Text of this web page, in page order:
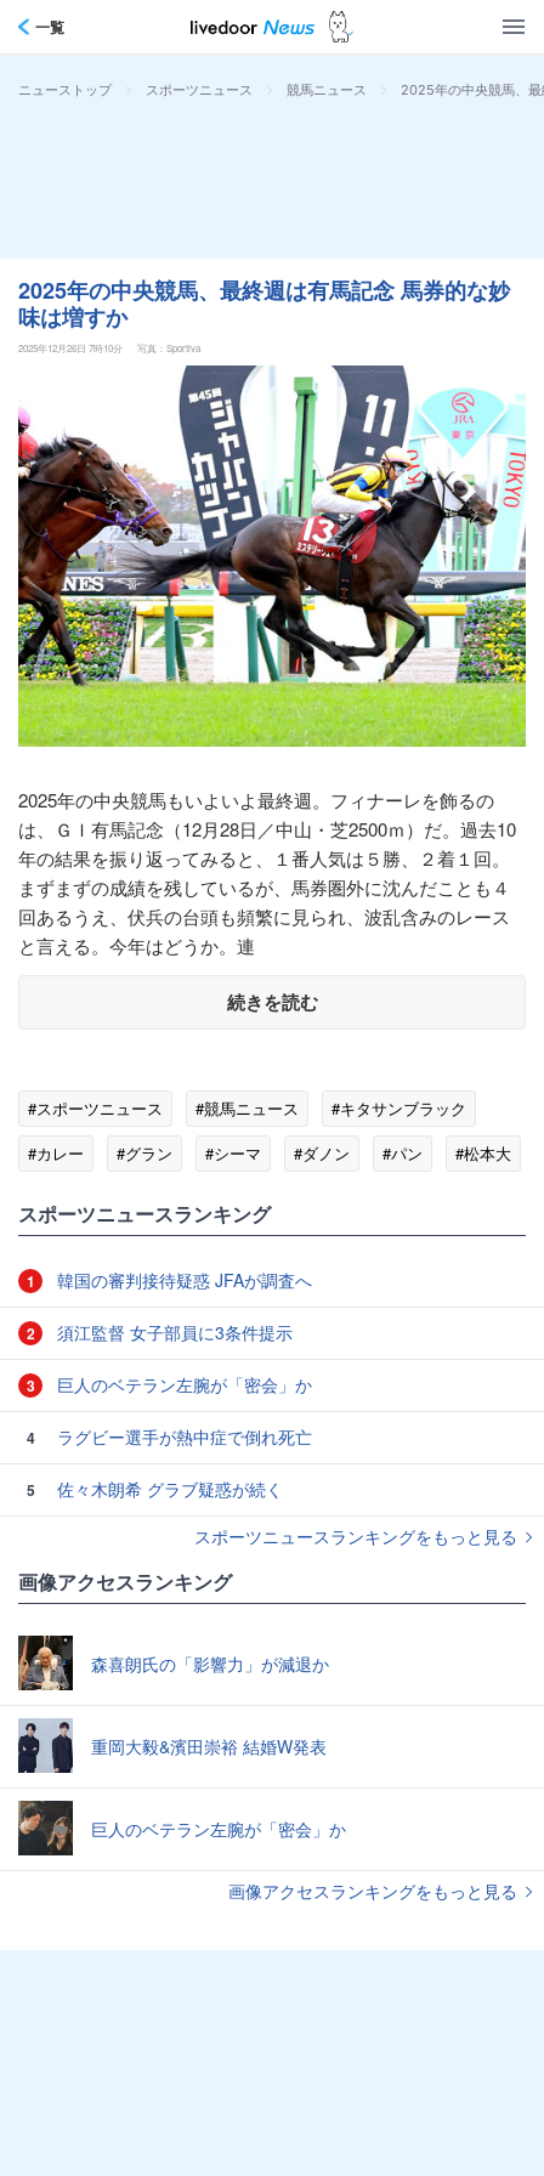
一覧
ニューストップ > スポーツニュース > 競馬ニュース > 2025年の中央競馬、
2025年の中央競馬、最終週は有馬記念 馬券的な妙
味は増すか
2025年12月26日 7時10分 写真：Sportiva
2025年の中央競馬もいよいよ最終週。フィナーレを飾るの
は、ＧＩ有馬記念（12月28日／中山・芝2500ｍ）だ。過去10
年の結果を振り返ってみると、１番人気は５勝、２着１回。
まずまずの成績を残しているが、馬券圏外に沈んだことも４
回あるうえ、伏兵の台頭も頻繁に見られ、波乱含みのレース
と言える。今年はどうか。連
続きを読む
#スポーツニュース #競馬ニュース
#キタサンブラック
#カレー
#グラン #シーマ #ダノン #パン #松本大
スポーツニュースランキング
1 韓国の審判接待疑惑 JFAが調査へ
2 須江監督 女子部員に3条件提示
3 巨人のベテラン左腕が「密会」か
4 ラグビー選手が熱中症で倒れ死亡
5
佐々木朗希 グラブ疑惑が続く
スポーツニュースランキングをもっと見る
画像アクセスランキング
森喜朗氏の「影響力」が減退か
重岡大毅&濱田崇裕 結婚W発表
巨人のベテラン左腕が「密会」か
画像アクセスランキングをもっと見る